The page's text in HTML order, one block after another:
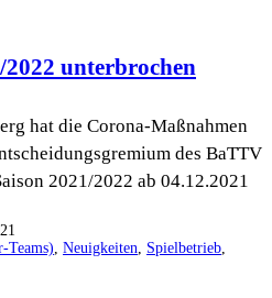
unterbrochen
hat die Corona-Maßnahmen
des BaTTV
2021/2022 ab 04.12.2021
Teams) Neuigkeiten Spielbetrieb